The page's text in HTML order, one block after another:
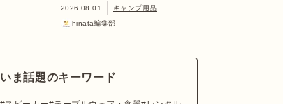
2026.08.01
キャンプ用品
hinata編集部
いま話題のキーワード